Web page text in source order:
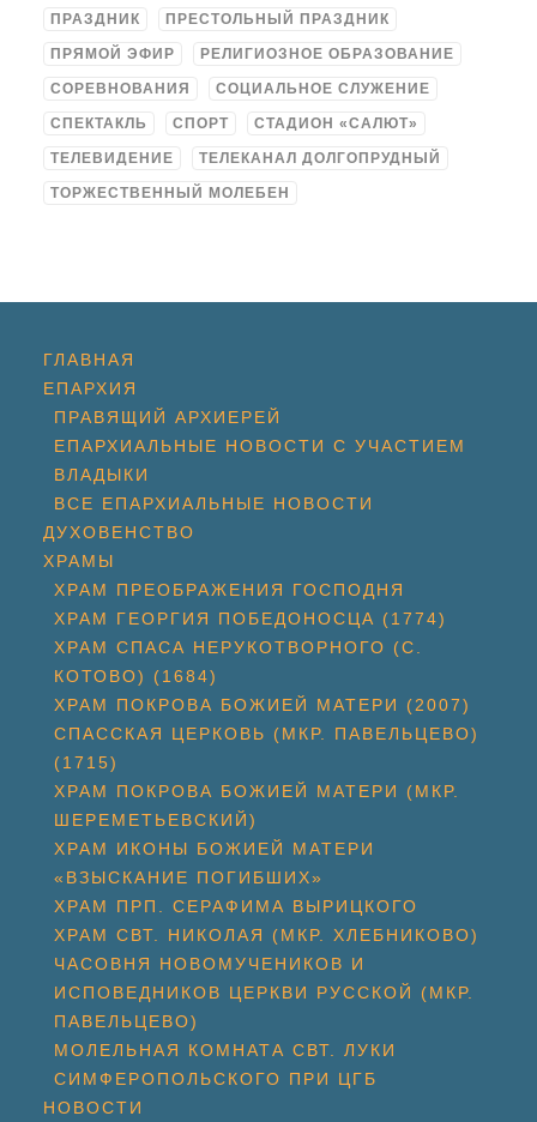
ПРАЗДНИК ПРЕСТОЛЬНЫЙ ПРАЗДНИК
ПРЯМОЙ ЭФИР РЕЛИГИОЗНОЕ ОБРАЗОВАНИЕ
СОРЕВНОВАНИЯ СОЦИАЛЬНОЕ СЛУЖЕНИЕ
СПЕКТАКЛЬ СПОРТ СТАДИОН «САЛЮТ»
ТЕЛЕВИДЕНИЕ ТЕЛЕКАНАЛ ДОЛГОПРУДНЫЙ
ТОРЖЕСТВЕННЫЙ МОЛЕБЕН
ГЛАВНАЯ
ЕПАРХИЯ
ПРАВЯЩИЙ АРХИЕРЕЙ
ЕПАРХИАЛЬНЫЕ НОВОСТИ С УЧАСТИЕМ
ВЛАДЫКИ
ВСЕ ЕПАРХИАЛЬНЫЕ НОВОСТИ
ДУХОВЕНСТВО
ХРАМЫ
ХРАМ ПРЕОБРАЖЕНИЯ ГОСПОДНЯ
ХРАМ ГЕОРГИЯ ПОБЕДОНОСЦА (1774)
ХРАМ СПАСА НЕРУКОТВОРНОГО (С.
КОТОВО) (1684)
ХРАМ ПОКРОВА БОЖИЕЙ МАТЕРИ (2007)
СПАССКАЯ ЦЕРКОВЬ (МКР. ПАВЕЛЬЦЕВО)
(1715)
ХРАМ ПОКРОВА БОЖИЕЙ МАТЕРИ (МКР.
ШЕРЕМЕТЬЕВСКИЙ)
ХРАМ ИКОНЫ БОЖИЕЙ МАТЕРИ
«ВЗЫСКАНИЕ ПОГИБШИХ»
ХРАМ ПРП. СЕРАФИМА ВЫРИЦКОГО
ХРАМ СВТ. НИКОЛАЯ (МКР. ХЛЕБНИКОВО)
ЧАСОВНЯ НОВОМУЧЕНИКОВ И
ИСПОВЕДНИКОВ ЦЕРКВИ РУССКОЙ (МКР.
ПАВЕЛЬЦЕВО)
МОЛЕЛЬНАЯ КОМНАТА СВТ. ЛУКИ
СИМФЕРОПОЛЬСКОГО ПРИ ЦГБ
НОВОСТИ